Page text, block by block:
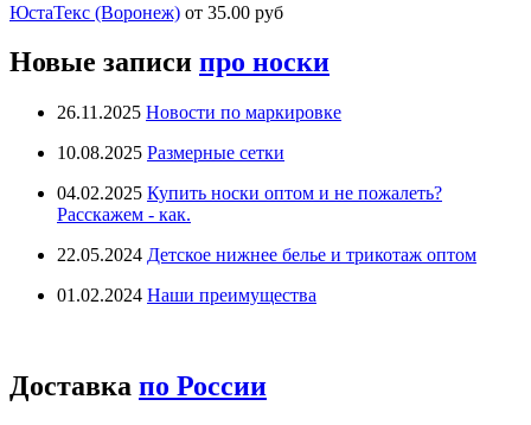
ЮстаТекс (Воронеж) от 35.00 руб
Новые записи про носки
26.11.2025 Новости по маркировке
10.08.2025 Размерные сетки
04.02.2025 Купить носки оптом и не пожалеть?
Расскажем - как.
22.05.2024 Детское нижнее белье и трикотаж оптом
01.02.2024 Наши преимущества
Доставка по России